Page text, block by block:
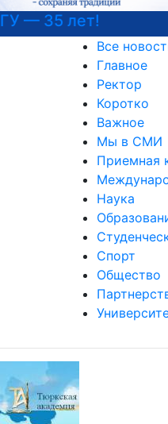
Курсы немецкого
Все
Главное
Ректор
Коротко
Важное
Мы в СМИ
Приемная
Наука
Спорт
Общество